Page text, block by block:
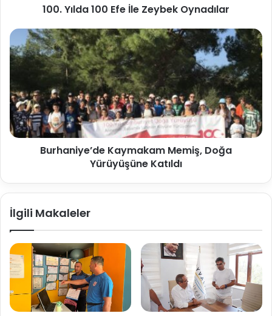
100. Yılda 100 Efe İle Zeybek Oynadılar
Burhaniye’de Kaymakam Memiş, Doğa
Yürüyüşüne Katıldı
İlgili Makaleler